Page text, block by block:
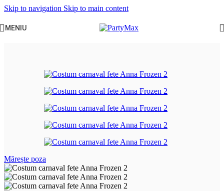
Skip to navigation Skip to main content
MENIU
Mărește poza